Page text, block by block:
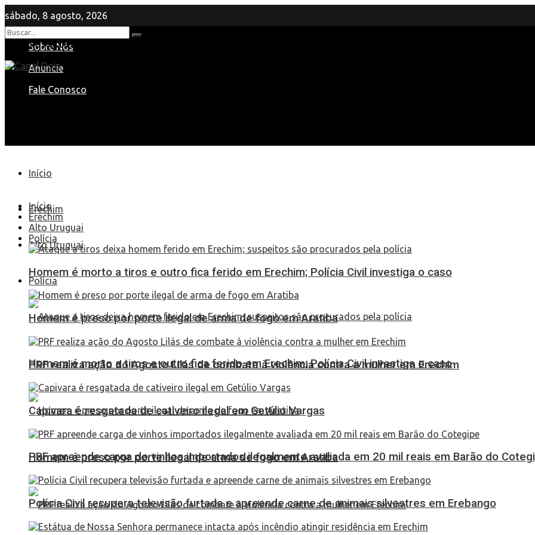
sábado, 8 agosto, 2026
Sobre Nós
Anuncie
Fale Conosco
Nenhum Resultado
View All Result
Início
Erechim
Alto Uruguai
Polícia
Homem é morto a tiros e outro fica ferido em Erechim; Polícia Civil investiga o caso
Homem é preso por porte ilegal de arma de fogo em Aratiba
Início
Erechim
Alto Uruguai
Polícia
Homem é morto a tiros e outro fica ferido em Erechim; Polícia Civil investiga o caso
Homem é preso por porte ilegal de arma de fogo em Aratiba
PRF realiza ação do Agosto Lilás de combate à violência contra a mulher em Erechim
Capivara é resgatada de cativeiro ilegal em Getúlio Vargas
PRF apreende carga de vinhos importados ilegalmente avaliada em 20 mil reais em Barão do
Polícia Civil recupera televisão furtada e apreende carne de animais silvestres em Erebango